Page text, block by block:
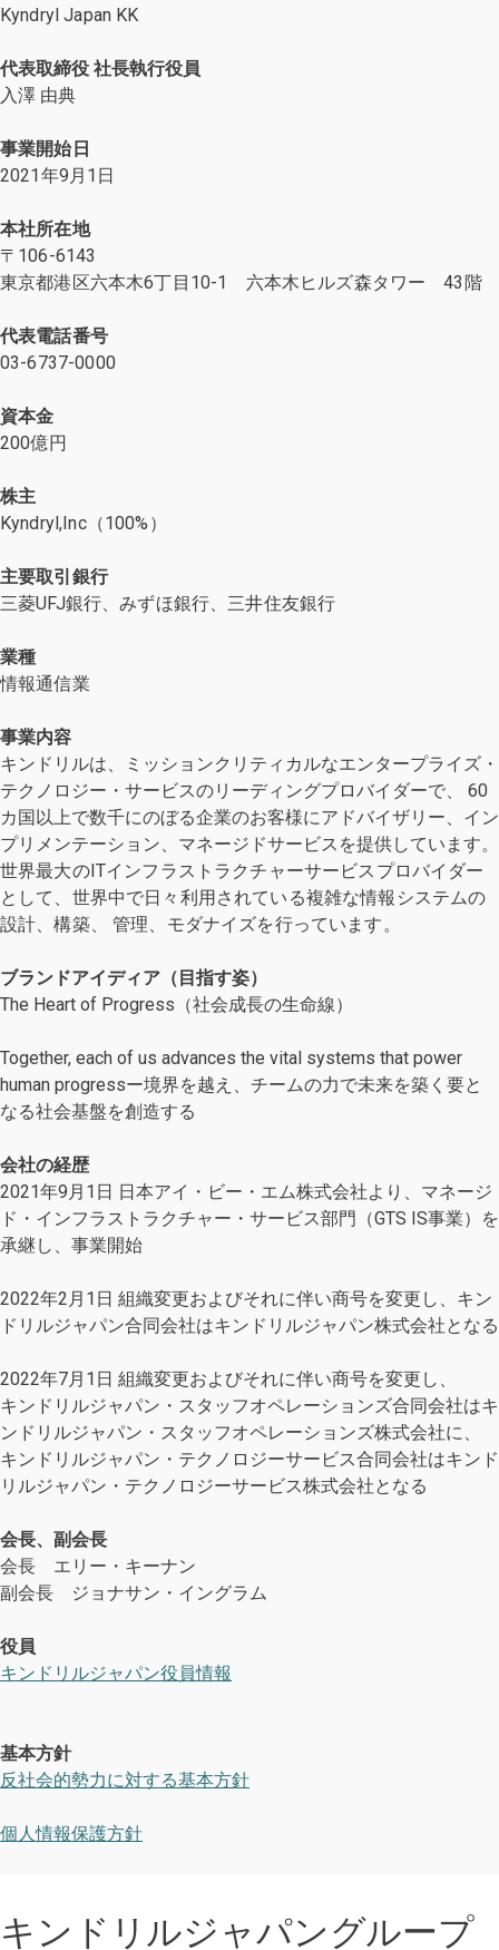
Kyndryl Japan KK
代表取締役 社長執行役員
入澤 由典
事業開始日
2021年9月1日
本社所在地
〒106-6143
東京都港区六本木6丁目10-1 六本木ヒルズ森タワー 43階
代表電話番号
03-6737-0000
資本金
200億円
株主
Kyndryl,Inc（100%）
主要取引銀行
三菱UFJ銀⾏、みずほ銀⾏、三井住友銀⾏
業種
情報通信業
事業内容
キンドリルは、ミッションクリティカルなエンタープライズ・
テクノロジー・サービスのリーディングプロバイダーで、 60
カ国以上で数千にのぼる企業のお客様にアドバイザリー、イン
プリメンテーション、マネージドサービスを提供しています。
世界最大のITインフラストラクチャーサービスプロバイダー
として、世界中で日々利用されている複雑な情報システムの
設計、構築、 管理、モダナイズを行っています。
ブランドアイディア（目指す姿）
The Heart of Progress（社会成⻑の⽣命線）
Together, each of us advances the vital systems that power
human progressー境界を越え、チームの⼒で未来を築く要と
なる社会基盤を創造する
会社の経歴
2021年9⽉1⽇ ⽇本アイ・ビー・エム株式会社より、マネージ
ド・インフラストラクチャー・サービス部⾨（GTS IS事業）を
承継し、事業開始
2022年2月1日 組織変更およびそれに伴い商号を変更し、キン
ドリルジャパン合同会社はキンドリルジャパン株式会社となる
2022年7月1日 組織変更およびそれに伴い商号を変更し、
キンドリルジャパン・スタッフオペレーションズ合同会社はキ
ンドリルジャパン・スタッフオペレーションズ株式会社に、
キンドリルジャパン・テクノロジーサービス合同会社はキンド
リルジャパン・テクノロジーサービス株式会社となる
会長、副会長
会長 エリー・キーナン
副会長 ジョナサン・イングラム
役員
キンドリルジャパン役員情報
基本方針
反社会的勢力に対する基本方針
個人情報保護方針
キンドリルジャパングループ